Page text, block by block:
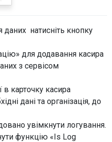
натисніть кнопку
для додавання касира
з сервісом
в карточку касира
дані та організація, до
увімкнути логування.
функцію «Is Log